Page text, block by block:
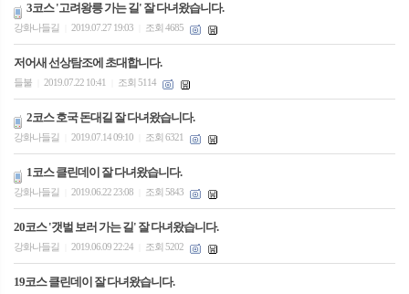
3코스 '고려왕릉 가는 길' 잘 다녀왔습니다.
강화나들길 2019.07.27 19:03 조회 4685
저어새 선상탐조에 초대합니다.
들불 2019.07.22 10:41 조회 5114
2코스 호국 돈대길 잘 다녀왔습니다.
강화나들길 2019.07.14 09:10 조회 6321
1코스 클린데이 잘 다녀왔습니다.
강화나들길 2019.06.22 23:08 조회 5843
20코스 '갯벌 보러 가는 길' 잘 다녀왔습니다.
강화나들길 2019.06.09 22:24 조회 5202
19코스 클린데이 잘 다녀왔습니다.